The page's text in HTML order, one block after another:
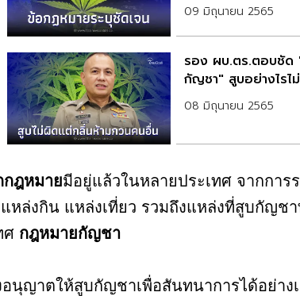
09 มิถุนายน 2565
รอง ผบ.ตร.ตอบชัด
กัญชา" สูบอย่างไรไ
08 มิถุนายน 2565
ฎหมายมีอยู่แล้วในหลายประเทศ จากการ
หล่งกิน แหล่งเที่ยว รวมถึงแหล่งที่สูบกัญช
ศ กฎหมายกัญชา
นุญาตให้สูบกัญชาเพื่อสันทนาการได้อย่าง